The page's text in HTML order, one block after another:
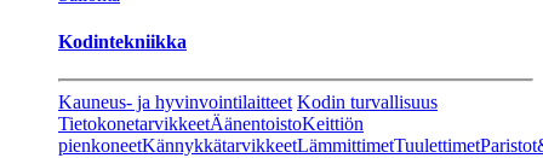
Kodintekniikka
Kauneus- ja hyvinvointilaitteet Kodin turvallisuus
TietokonetarvikkeetÄänentoistoKeittiön
pienkoneetKännykkätarvikkeetLämmittimetTuulettimet